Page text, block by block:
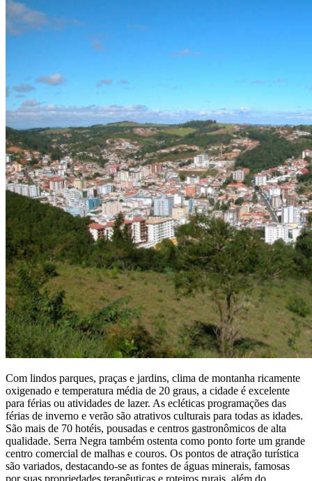
Com lindos parques, praças e jardins, clima de montanha ricamente
oxigenado e temperatura média de 20 graus, a cidade é excelente
para férias ou atividades de lazer. As ecléticas programações das
férias de inverno e verão são atrativos culturais para todas as idades.
São mais de 70 hotéis, pousadas e centros gastronômicos de alta
qualidade. Serra Negra também ostenta como ponto forte um grande
centro comercial de malhas e couros. Os pontos de atração turística
são variados, destacando-se as fontes de águas minerais, famosas
por suas propriedades terapêuticas e roteiros rurais, além do